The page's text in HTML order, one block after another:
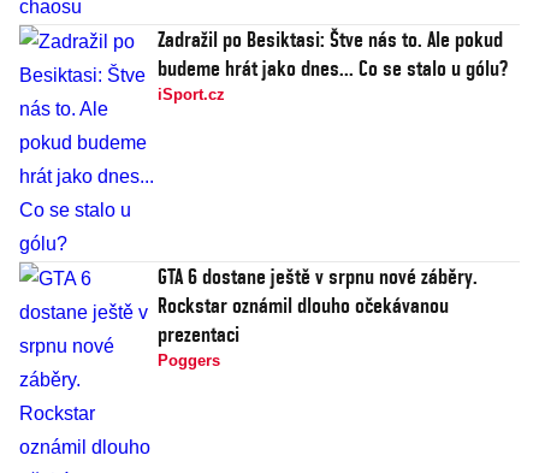
Zadražil po Besiktasi: Štve nás to. Ale pokud
budeme hrát jako dnes... Co se stalo u gólu?
iSport.cz
GTA 6 dostane ještě v srpnu nové záběry.
Rockstar oznámil dlouho očekávanou
prezentaci
Poggers